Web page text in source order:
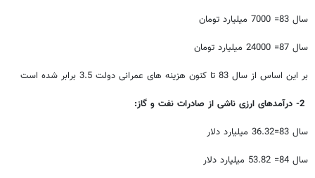
سال 83= 7000 میلیارد تومان
سال 87= 24000 میلیارد تومان
بر این اساس از سال 83 تا کنون هزینه های عمرانی دولت 3.5 برابر شده است
سال 83=36.32 میلیارد دلار
سال 84= 53.82 میلیارد دلار